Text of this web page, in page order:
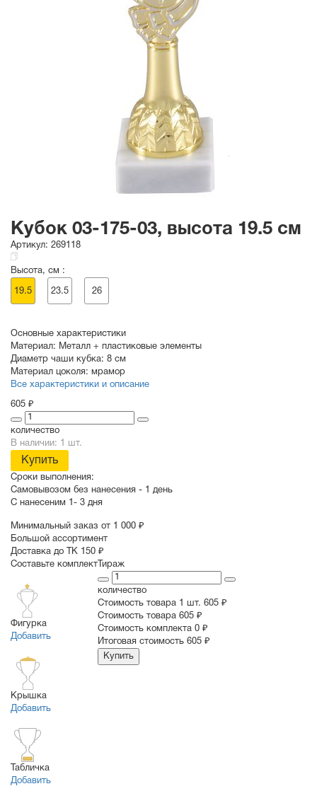
Кубок 03-175-03, высота 19.5 см
Артикул: 269118
Высота, см :
19.5 23.5 26
Основные характеристики
Материал: Металл + пластиковые элементы
Диаметр чаши кубка: 8 см
Материал цоколя: мрамор
Все характеристики и описание
605 ₽
количество
В наличии: 1 шт.
Купить
Сроки выполнения:
Самовывозом без нанесения - 1 день
С нанесеним 1- 3 дня
Минимальный заказ от 1 000 ₽
Большой ассортимент
Доставка до ТК 150 ₽
Составьте комплект
Фигурка
Добавить
Крышка
Добавить
Табличка
Добавить
Тираж
количество
Стоимость товара 1 шт. 605 ₽
Cтоимость товара 605 ₽
Стоимость комплекта 0 ₽
Итоговая стоимость 605 ₽
Купить